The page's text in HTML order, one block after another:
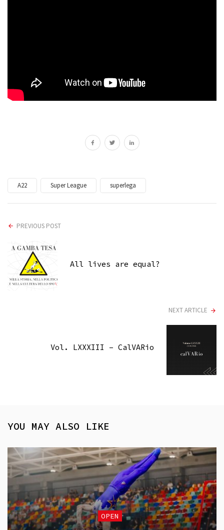
A22 Super League superlega
PREVIOUS POST
All lives are equal?
NEXT ARTICLE
Vol. LXXXIII – CalVARio
YOU MAY ALSO LIKE
OPEN